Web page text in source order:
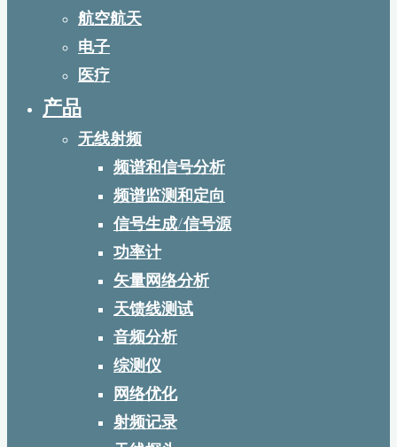
航空航天
电子
医疗
产品
无线射频
频谱和信号分析
频谱监测和定向
信号生成/信号源
功率计
矢量网络分析
天馈线测试
音频分析
综测仪
网络优化
射频记录